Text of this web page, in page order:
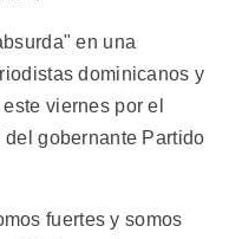
en una
dominicanos y
viernes por el
gobernante Partido
fuertes y somos